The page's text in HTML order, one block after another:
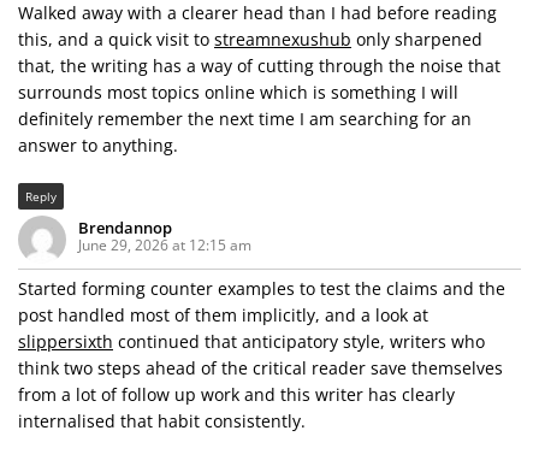
Walked away with a clearer head than I had before reading
this, and a quick visit to streamnexushub only sharpened
that, the writing has a way of cutting through the noise that
surrounds most topics online which is something I will
definitely remember the next time I am searching for an
answer to anything.
Reply
Brendannop
June 29, 2026 at 12:15 am
Started forming counter examples to test the claims and the
post handled most of them implicitly, and a look at
slippersixth continued that anticipatory style, writers who
think two steps ahead of the critical reader save themselves
from a lot of follow up work and this writer has clearly
internalised that habit consistently.